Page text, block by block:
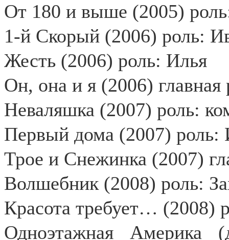
От 180 и выше (2005)
1-й Скорый (2006) роль:
Жесть (2006) роль: Илья
Он, она и я (2006)
Неваляшка (2007) роль:
Первый дома (2007) роль:
Трое и Снежинка (2007)
Волшебник (2008) роль:
Красота требует… (2008)
Одноэтажная Америка